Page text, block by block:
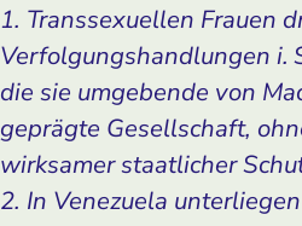
1. Transsexuellen Frauen
Verfolgungshandlungen i.
die sie umgebende von
geprägte Gesellschaft,
wirksamer staatlicher
2. In Venezuela